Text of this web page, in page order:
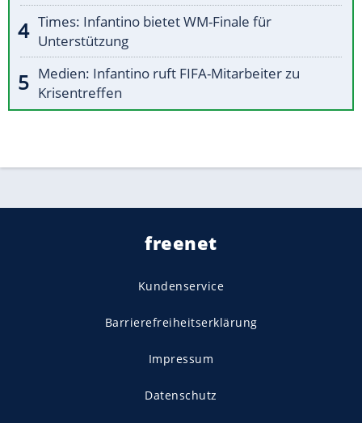
Times: Infantino bietet WM-Finale für
Unterstützung
Medien: Infantino ruft FIFA-Mitarbeiter zu
Krisentreffen
freenet
Kundenservice
Barrierefreiheitserklärung
Impressum
Datenschutz